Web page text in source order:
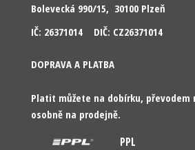
Bolevecká 990/15, 30100 Plzeň
IČ: 26371014 DIČ: CZ26371014
DOPRAVA A PLATBA
Platit můžete na dobírku, převodem
osobně na prodejně.
PPL